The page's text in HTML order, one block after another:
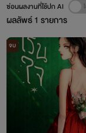
ผลลัพธ์1 รายการ
ซ่อนผลงานที่ใช้ปก AI
จบ